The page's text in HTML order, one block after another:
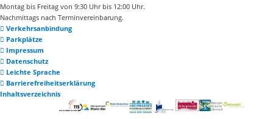
Montag bis Freitag von 9:30 Uhr bis 12:00 Uhr.
Nachmittags nach Terminvereinbarung.
Verkehrsanbindung
Parkplätze
Impressum
Datenschutz
Leichte Sprache
Barrierefreiheitserklärung
Inhaltsverzeichnis